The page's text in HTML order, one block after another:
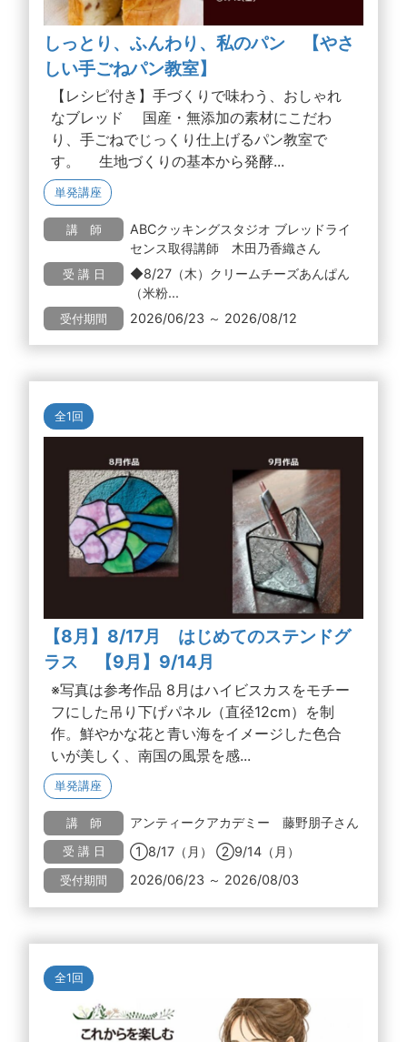
しっとり、ふんわり、私のパン 【やさ
しい手ごねパン教室】
【レシピ付き】手づくりで味わう、おしゃれ
なブレッド 国産・無添加の素材にこだわ
り、手ごねでじっくり仕上げるパン教室で
す。 生地づくりの基本から発酵...
単発講座
講 師
ABCクッキングスタジオ ブレッドライ
センス取得講師 木田乃香織さん
受 講 日
◆8/27（木）クリームチーズあんぱん
（米粉...
受付期間 2026/06/23 ～ 2026/08/12
全1回
【8月】8/17月 はじめてのステンドグ
ラス 【9月】9/14月
※写真は参考作品 8月はハイビスカスをモチー
フにした吊り下げパネル（直径12cm）を制
作。鮮やかな花と青い海をイメージした色合
いが美しく、南国の風景を感...
単発講座
講 師 アンティークアカデミー 藤野朋子さん
受 講 日 ①8/17（月） ②9/14（月）
受付期間 2026/06/23 ～ 2026/08/03
全1回